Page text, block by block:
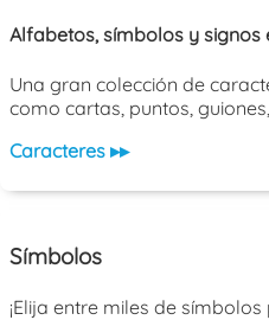
Alfabetos, símbolos y signos
Una gran colección de
como cartas, puntos,
Caracteres ▸▸
Símbolos
¡Elija entre miles de